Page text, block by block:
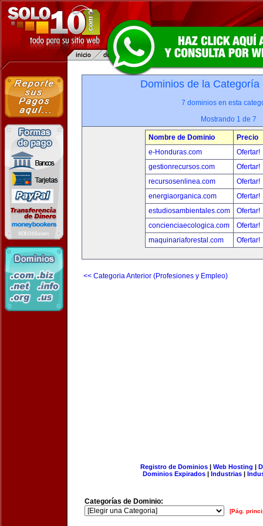
Dominios de la
7 dominios en esta
Mostrando 1 de 7
Nombre de Dominio
Precio
e-Honduras.com
Ofertar!
gestionrecursos.com
Ofertar!
recursosenlinea.com
Ofertar!
energiaorganica.com
Ofertar!
estudiosambientales.com
Ofertar!
concienciaecologica.com
Ofertar!
maquinariaforestal.com
Ofertar!
<< Categoria Anterior (Profesiones y Empleo)
Registro de Dominios| Web Hosting |
Dominios Expirados | Industrias |
Categorías de Dominio:
[Pág.